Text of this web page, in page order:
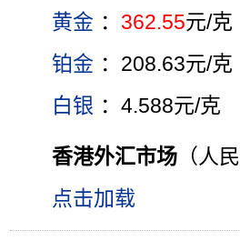
黄金 ： 362.55元/克
铂金 ：208.63元/克
白银 ：4.588元/克
香港外汇市场 （人
点击加载